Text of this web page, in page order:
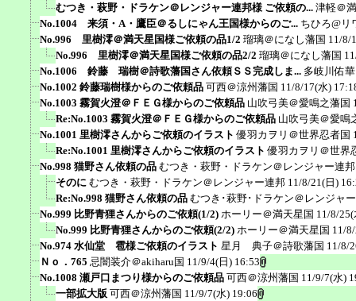
むつき・萩野・ドラケン＠レンジャー連邦様 ご依頼の... 津軽＠
No.1004 来須・A・鷹臣＠るしにゃん王国様からのご... ちひろ@リ
No.996 里樹澪＠満天星国様ご依頼の品1/2 瑠璃＠になし藩国 11/8/
No.996 里樹澪＠満天星国様ご依頼の品2/2 瑠璃＠になし藩国
No.1006 鈴藤 瑞樹＠詩歌藩国さん依頼ＳＳ完成しま... 多岐川佑
No.1002 鈴藤瑞樹様からのご依頼品 可西＠涼州藩国 11/8/17(水)
No.1003 霧賀火澄＠ＦＥＧ様からのご依頼品 山吹弓美＠愛鳴之藩国
Re:No.1003 霧賀火澄＠ＦＥＧ様からのご依頼品 山吹弓美＠愛鳴
No.1001 里樹澪さんからご依頼のイラスト 優羽カヲリ＠世界忍者国
Re:No.1001 里樹澪さんからご依頼のイラスト 優羽カヲリ＠世界
No.998 猫野さん依頼の品 むつき・萩野・ドラケン＠レンジャー連邦
そのに むつき・萩野・ドラケン＠レンジャー連邦 11/8/21(日)
Re:No.998 猫野さん依頼の品 むつき･萩野･ドラケン＠レンジャ
No.999 比野青狸さんからのご依頼(1/2) ホーリー＠満天星国 11/8/
No.999 比野青狸さんからのご依頼(2/2) ホーリー＠満天星国 11/
No.974 水仙堂 雹様ご依頼のイラスト 星月 典子＠詩歌藩国 11/8/
Ｎｏ．765 忌闇装介＠akiharu国 11/9/4(日) 16:53
No.1008 瀬戸口まつり様からのご依頼品 可西＠涼州藩国 11/9/7(水)
一部拡大版 可西＠涼州藩国 11/9/7(水) 19:06